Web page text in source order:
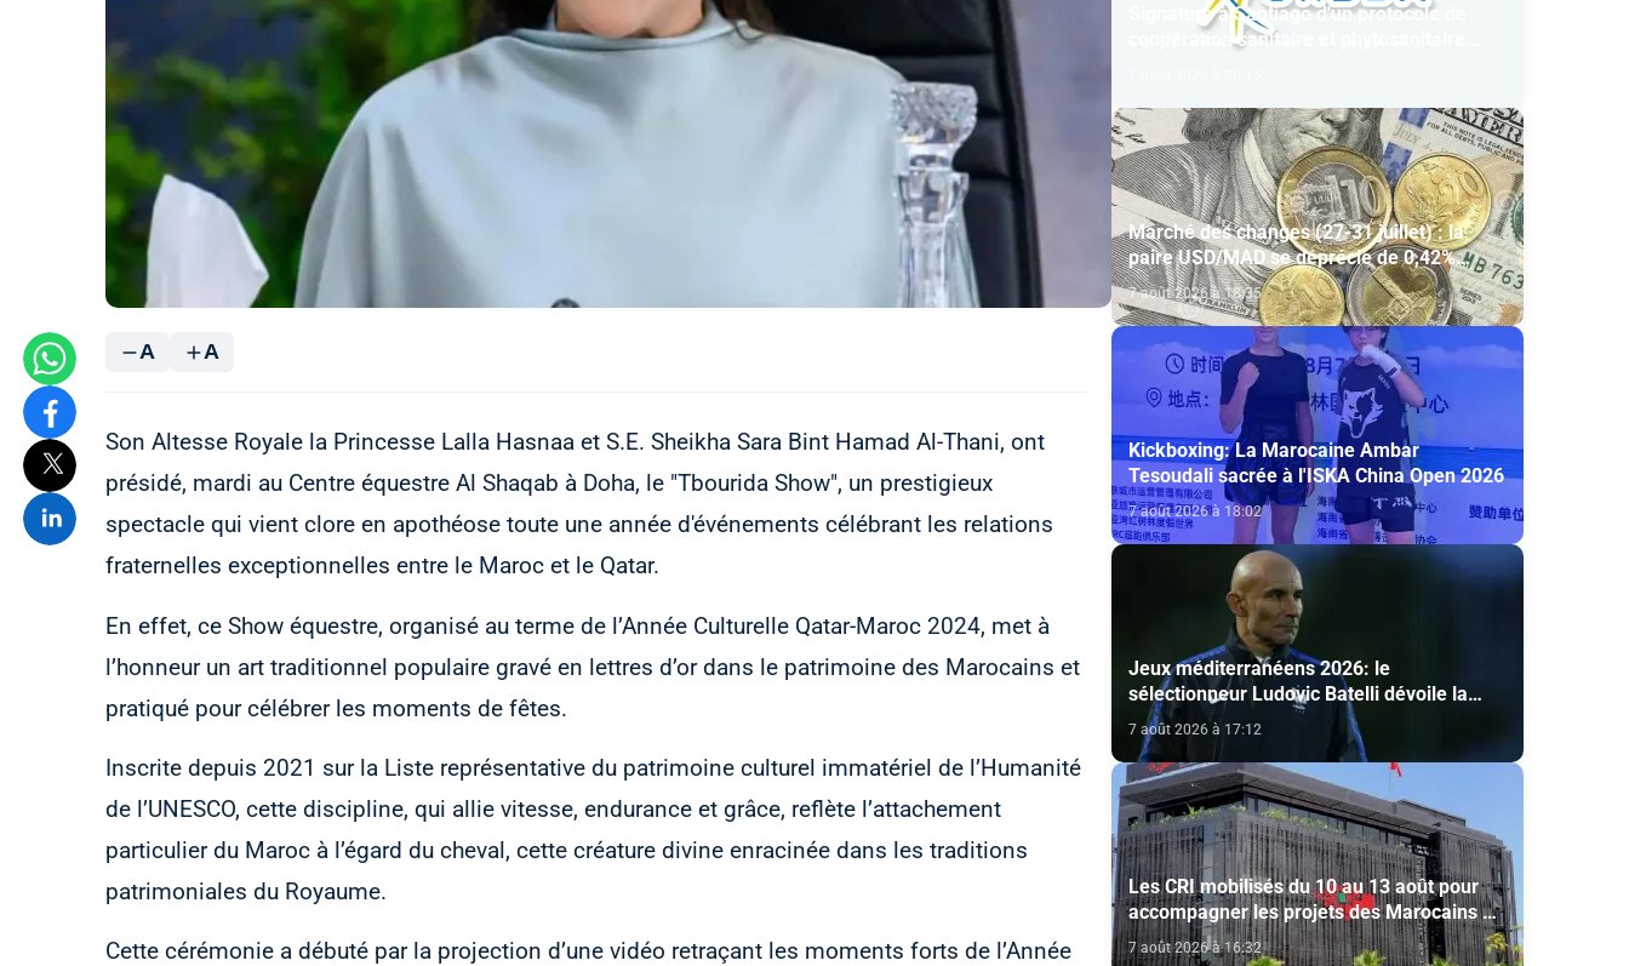
A A
Son Altesse Royale la Princesse Lalla Hasnaa et S.E. Sheikha Sara Bint Hamad Al-Thani, ont
présidé, mardi au Centre équestre Al Shaqab à Doha, le "Tbourida Show", un prestigieux
spectacle qui vient clore en apothéose toute une année d'événements célébrant les relations
fraternelles exceptionnelles entre le Maroc et le Qatar.
En effet, ce Show équestre, organisé au terme de l’Année Culturelle Qatar-Maroc 2024, met à
l’honneur un art traditionnel populaire gravé en lettres d’or dans le patrimoine des Marocains et
pratiqué pour célébrer les moments de fêtes.
Inscrite depuis 2021 sur la Liste représentative du patrimoine culturel immatériel de l’Humanité
de l’UNESCO, cette discipline, qui allie vitesse, endurance et grâce, reflète l’attachement
particulier du Maroc à l’égard du cheval, cette créature divine enracinée dans les traditions
patrimoniales du Royaume.
Cette cérémonie a débuté par la projection d’une vidéo retraçant les moments forts de l’Année
Signature à Santiago d'un protocole de
coopération sanitaire et phytosanitaire
Marché des changes (27-31 juillet) : la
paire USD/MAD se déprécie de 0,42%
(AGR)
7 août 2026 à 18:35
Kickboxing: La Marocaine Ambar
Tesoudali sacrée à l'ISKA China Open 2026
7 août 2026 à 18:02
Jeux méditerranéens 2026: le
sélectionneur Ludovic Batelli dévoile la
liste finale de l'équipe nationale U20
7 août 2026 à 17:12
Les CRI mobilisés du 10 au 13 août pour
accompagner les projets des Marocains du
Monde
7 août 2026 à 16:32